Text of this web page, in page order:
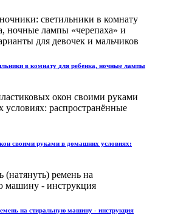
в комнату для ребенка, ночные лампы
своими руками в домашних условиях:
на стиральную машину - инструкция